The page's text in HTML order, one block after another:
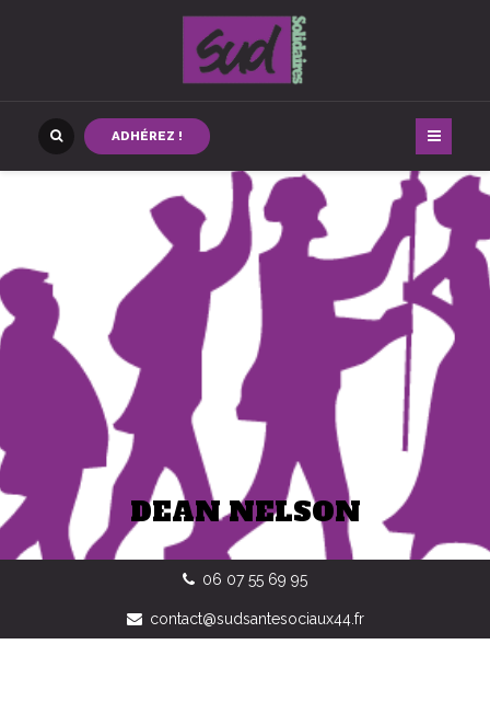
ADHÉREZ !
DEAN NELSON
06 07 55 69 95
contact@sudsantesociaux44.fr